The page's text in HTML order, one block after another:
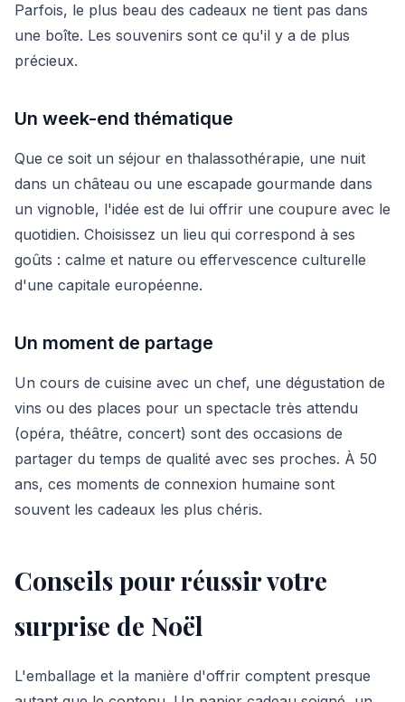
Parfois, le plus beau des cadeaux ne tient pas dans
une boîte. Les souvenirs sont ce qu'il y a de plus
précieux.
Un week-end thématique
Que ce soit un séjour en thalassothérapie, une nuit
dans un château ou une escapade gourmande dans
un vignoble, l'idée est de lui offrir une coupure avec le
quotidien. Choisissez un lieu qui correspond à ses
goûts : calme et nature ou effervescence culturelle
d'une capitale européenne.
Un moment de partage
Un cours de cuisine avec un chef, une dégustation de
vins ou des places pour un spectacle très attendu
(opéra, théâtre, concert) sont des occasions de
partager du temps de qualité avec ses proches. À 50
ans, ces moments de connexion humaine sont
souvent les cadeaux les plus chéris.
Conseils pour réussir votre
surprise de Noël
L'emballage et la manière d'offrir comptent presque